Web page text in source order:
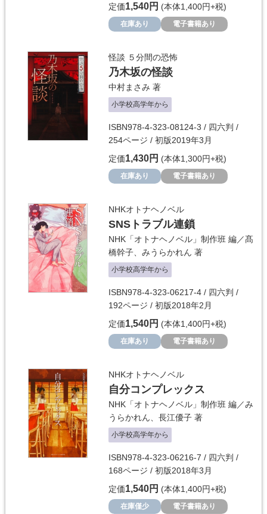
定価1,540円 (本体1,400円+税)
在庫あり 電子書籍あり
怪談 ５分間の恐怖
乃木坂の怪談
中村まさみ 著
小学校高学年から
ISBN978-4-323-08124-3 / 四六判 /
254ページ / 初版2019年3月
定価1,430円 (本体1,300円+税)
在庫あり 電子書籍あり
NHKオトナヘノベル
SNSトラブル連鎖
NHK「オトナヘノベル」制作班 編／髙
橋幹子
みうらかれん 著
小学校高学年から
ISBN978-4-323-06217-4 / 四六判 /
192ページ / 初版2018年2月
定価1,540円 (本体1,400円+税)
在庫あり 電子書籍あり
NHKオトナヘノベル
自分コンプレックス
NHK「オトナヘノベル」制作班 編／み
うらかれん
長江優子 著
小学校高学年から
ISBN978-4-323-06216-7 / 四六判 /
168ページ / 初版2018年3月
定価1,540円 (本体1,400円+税)
在庫僅少 電子書籍あり